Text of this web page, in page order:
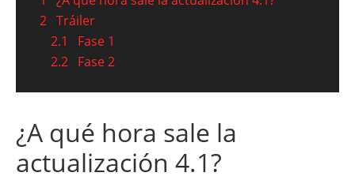
2 Tráiler
2.1
Fase 1
2.2 Fase 2
¿A qué hora sale la
actualización 4.1?